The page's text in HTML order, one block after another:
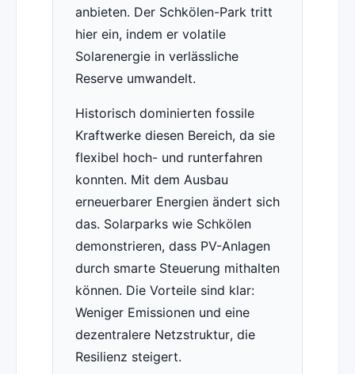
anbieten. Der Schkölen-Park tritt
hier ein, indem er volatile
Solarenergie in verlässliche
Reserve umwandelt.
Historisch dominierten fossile
Kraftwerke diesen Bereich, da sie
flexibel hoch- und runterfahren
konnten. Mit dem Ausbau
erneuerbarer Energien ändert sich
das. Solarparks wie Schkölen
demonstrieren, dass PV-Anlagen
durch smarte Steuerung mithalten
können. Die Vorteile sind klar:
Weniger Emissionen und eine
dezentralere Netzstruktur, die
Resilienz steigert.